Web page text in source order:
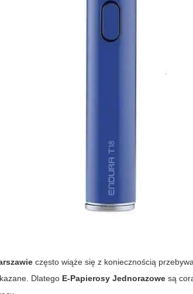
często wiąże się z koniecznością
Dlatego E-Papierosy Jednorazowe są